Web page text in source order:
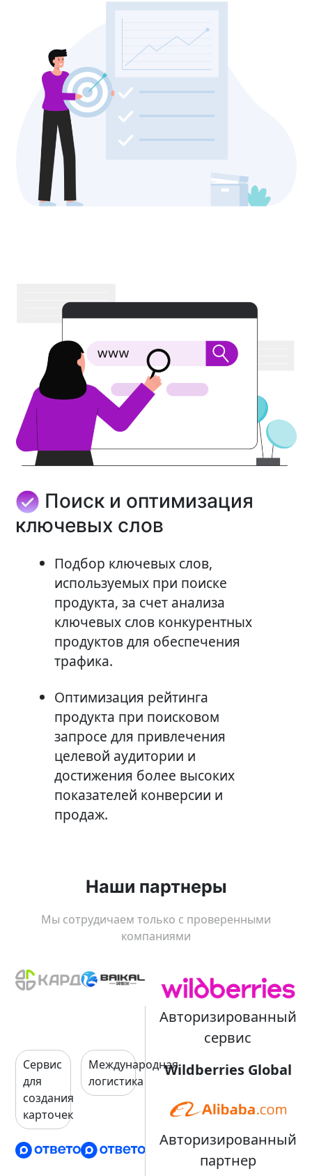
Поиск и оптимизация
ключевых слов
Подбор ключевых слов,
используемых при поиске
продукта, за счет анализа
ключевых слов конкурентных
продуктов для обеспечения
трафика.
Оптимизация рейтинга
продукта при поисковом
запросе для привлечения
целевой аудитории и
достижения более высоких
показателей конверсии и
продаж.
Наши партнеры
Мы сотрудичаем только с проверенными
компаниями
Сервис
для
создания
карточек
Международная
логистика
Авторизированный
сервис
Wildberries Global
Авторизированный
партнер